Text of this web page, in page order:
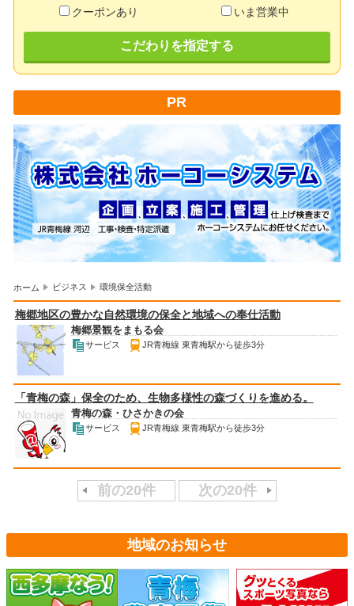
クーポンあり いま営業中
こだわりを指定する
PR
ホーム ビジネス 環境保全活動
梅郷地区の豊かな自然環境の保全と地域への奉仕活動
梅郷景観をまもる会
サービス JR青梅線 東青梅駅から徒歩3分
「青梅の森」保全のため、生物多様性の森づくりを進める。
青梅の森・ひさかきの会
サービス JR青梅線 東青梅駅から徒歩3分
前の20件 次の20件
地域のお知らせ